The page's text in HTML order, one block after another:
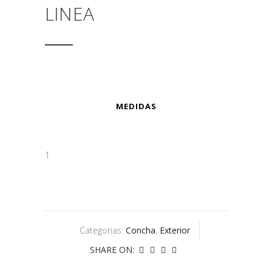
LINEA
MEDIDAS
1
Categorias: Concha, Exterior
SHARE ON: